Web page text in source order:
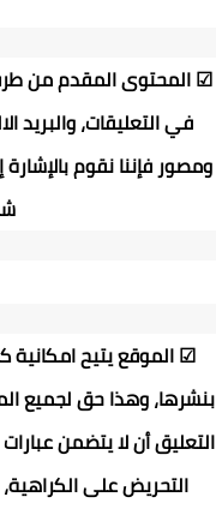
☑المحتوى المقدم من
في التعليقات، والبريد
ومصور فإننا نقوم
☑الموقع يتيح
بنشرها، وهذا حق لجميع
التعليق أن لا يتضمن
التحريض على